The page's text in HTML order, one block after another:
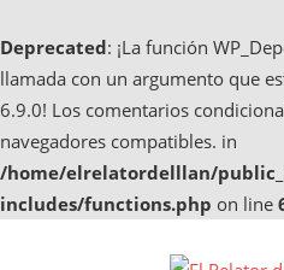
Deprecated: ¡La función
llamada con un argumento que
6.9.0! Los comentarios
navegadores compatibles. in
/home/elrelatordelllan/
includes/functions.php on line